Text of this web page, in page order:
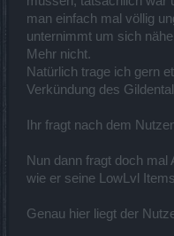
man einfach mal völlig
unternimmt um sich
Mehr nicht.
Natürlich trage ich gern
Verkündung des
Ihr fragt nach dem
Nun dann fragt doch mal
wie er seine LowLvl
Genau hier liegt der